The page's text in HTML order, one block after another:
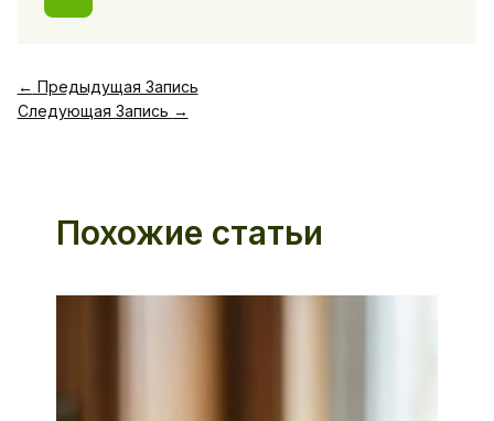
← Предыдущая Запись
Следующая Запись →
Похожие статьи